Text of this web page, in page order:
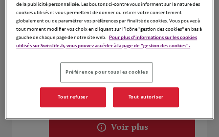
Voir plus
2
Frédéric CHATELAIN et Thomas
BLAVOT
40 Grande Rue
25800 Valdahon
Fermé actuellement
Numéro
Voir plus
de la publicité personnalisée. Les boutons ci-contre vous informent sur la nature des
cookies utilisés et vous permettent de donner ou retirer votre consentement
globalement ou de paramétrer vos préférences par finalité de cookies. Vous pouvez à
tout moment modifier vos choix en cliquant sur l’icône "gestion des cookies" en bas à
gauche de chaque page de notre site web. Pour plus d'informations sur les cookies
utilisés sur Swisslife.fr, vous pouvez accéder à la page de "gestion des cookies".
Préférence pour tous les cookies
Tout refuser Tout autoriser